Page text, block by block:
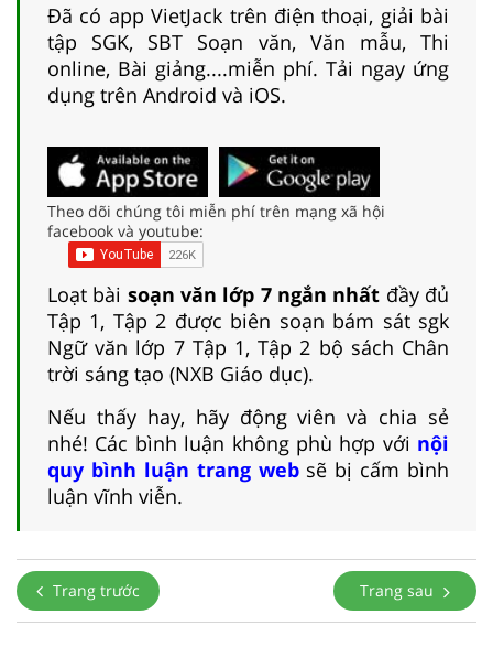
Đã có app VietJack trên điện thoại, giải bài
tập SGK, SBT Soạn văn, Văn mẫu, Thi
online, Bài giảng....miễn phí. Tải ngay ứng
dụng trên Android và iOS.
Theo dõi chúng tôi miễn phí trên mạng xã hội
facebook và youtube:
Loạt bài soạn văn lớp 7 ngắn nhất đầy đủ
Tập 1, Tập 2 được biên soạn bám sát sgk
Ngữ văn lớp 7 Tập 1, Tập 2 bộ sách Chân
trời sáng tạo (NXB Giáo dục).
Nếu thấy hay, hãy động viên và chia sẻ
nhé! Các bình luận không phù hợp với nội
quy bình luận trang websẽ bị cấm bình
luận vĩnh viễn.
Trang trước Trang sau